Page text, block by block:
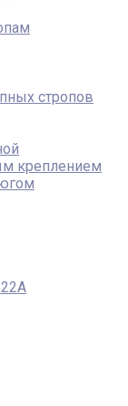
стропов
креплением